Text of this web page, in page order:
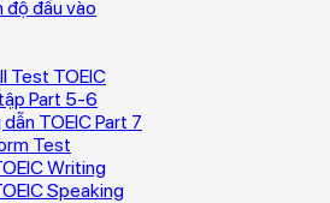
độ đầu vào
Test TOEIC
Part 5-6
TOEIC Part 7
Test
Writing
Speaking